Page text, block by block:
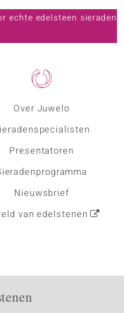
Over Juwelo
Presentatoren
Nieuwsbrief
van edelstenen
echte edelsteen sieraden